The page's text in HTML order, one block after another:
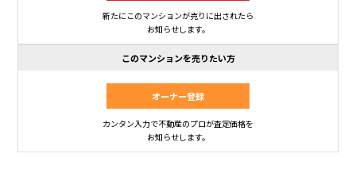
新たにこのマンションが売りに出されたら
お知らせします。
このマンションを売りたい方
オーナー登録
カンタン入力で不動産のプロが査定価格を
お知らせします。